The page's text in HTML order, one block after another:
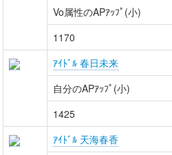
Vo属性のAPｱｯﾌﾟ(小)
1170
ｱｲﾄﾞﾙ 春日未来
自分のAPｱｯﾌﾟ(小)
1425
ｱｲﾄﾞﾙ 天海春香